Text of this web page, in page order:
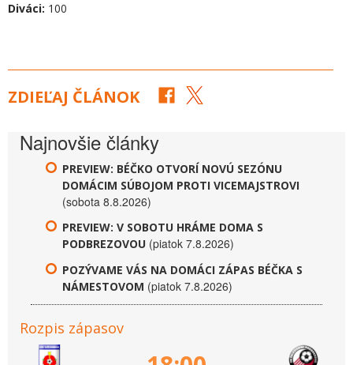
Diváci: 100
ZDIEĽAJ ČLÁNOK
Najnovšie články
PREVIEW: BÉČKO OTVORÍ NOVÚ SEZÓNU
DOMÁCIM SÚBOJOM PROTI VICEMAJSTROVI
(sobota 8.8.2026)
PREVIEW: V SOBOTU HRÁME DOMA S
PODBREZOVOU (piatok 7.8.2026)
POZÝVAME VÁS NA DOMÁCI ZÁPAS BÉČKA S
NÁMESTOVOM (piatok 7.8.2026)
Rozpis zápasov